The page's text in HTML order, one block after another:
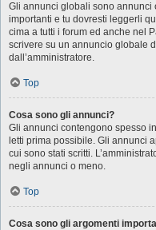
Gli annunci globali sono
importanti e tu dovresti leggerli
cima a tutti i forum ed anche nel
scrivere su un annuncio globale
dall’amministratore.
Top
Cosa sono gli annunci?
Gli annunci contengono spesso
letti prima possibile. Gli annunci
cui sono stati scritti.
negli annunci o meno.
Top
Cosa sono gli argomenti